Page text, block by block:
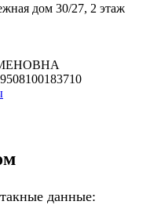
дом 30/27, 2 этаж
данные: